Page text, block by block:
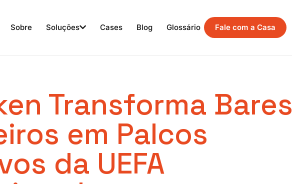
Sobre Soluções Cases Blog Glossário Fale com a Casa
Transforma Bares
em Palcos
da UEFA